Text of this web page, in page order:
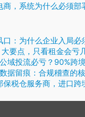
商，系统为什么必须部
为什么企业入局必须先搭
，只看租金会亏几十万（
流必亏？90%跨境商家都搞
据留痕：合规稽查的
仓服务商，进口跨境电